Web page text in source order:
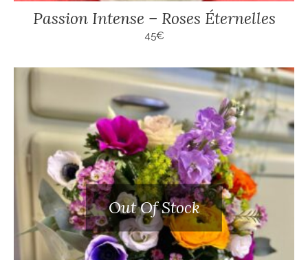
Passion Intense – Roses Éternelles
45€
Out Of Stock